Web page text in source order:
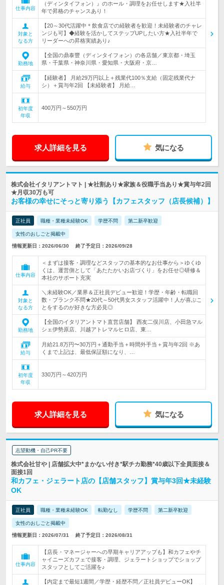
仕事内容
（ディンタイフォン）』のホール・調理をお任せします★入社半
年で昇格のチャンスあり！
対象と
なる方
【20～30代活躍中＊飲食店での経験者を歓迎！未経験者のチャレ
ンジも可】◆経験を活かしてステップUPしたい方★入社半年で
リーダーへの昇格実績あり♪
勤務地
【全国の鼎泰豐（ディンタイフォン）の各店舗／東京都・埼玉
県・千葉県・神奈川県・愛知県・大阪府・京…
給与
【経験者】 月給29万円以上＋残業代100％支給（固定残業代ナ
シ）＋賞与年2回 【未経験者】 月給…
初年度
年収
400万円～550万円
求人詳細を見る 気になる
株式会社イタリアントマト | ★社割あり★家族＆役職手当あり★賞与年2回
★月収30万も可
お客様の幸せにそっと寄り添う【カフェスタッフ（店長候補）】
正社員 職種・業種未経験OK 学歴不問 第二新卒歓迎
女性のおしごと掲載中
情報更新日：2026/06/30 終了予定日：2026/09/28
仕事内容
＜まずは接客・調理などスタッフの基本的なお仕事から＞ゆくゆ
くは、運営側として「あたたかいお店づくり」をお任せ◎研修＆
本社のサポート充実
対象と
なる方
＼未経験OK／業界＆正社員デビュー歓迎！学歴・年齢・転職回
数・ブランク不問★20代～50代男女スタッフ活躍中！人が喜ぶこ
とをするのが好きな方必見◎
勤務地
【全国のイタリアントマト直営店舗】 西友二俣川店、小田急マル
シェ伊勢原店、川越アトレマルヒロ店、東…
給与
月給21.8万円〜30万円＋通勤手当＋時間外手当＋賞与年2回 ※あ
くまで上記は、最低保証額になり、…
初年度
年収
330万円～420万円
求人詳細を見る 気になる
志望動機・自己PR不要
株式会社甘や | 店舗拡大中*まかない付き*駅チカ勤務*40歳以下全員面接＆
面接1回
和カフェ・ジェラート店の【店舗スタッフ】賞与年3回★未経験
OK
正社員 職種・業種未経験OK 転勤なし 学歴不問 第二新卒歓迎
女性のおしごと掲載中
情報更新日：2026/07/31 終了予定日：2026/08/31
仕事内容
【店長・マネージャーへの早期キャリアアップも】和カフェやチ
ャイニーズカフェで接客・調理、ジェラートショップでショップ
スタッフとしてご活躍を♪
【内定まで最短1週間／学歴・経歴不問／正社員デビューOK】